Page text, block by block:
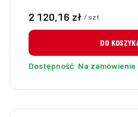
Cena
2 120,16 zł / szt
DO
Dostępność: Na zamówienie